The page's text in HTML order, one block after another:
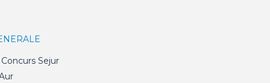
Sejur